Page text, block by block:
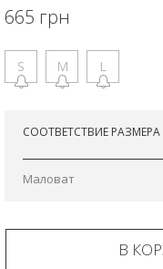
665 грн
S M L
СООТВЕТСТВИЕ РАЗМЕРА
Маловат
В